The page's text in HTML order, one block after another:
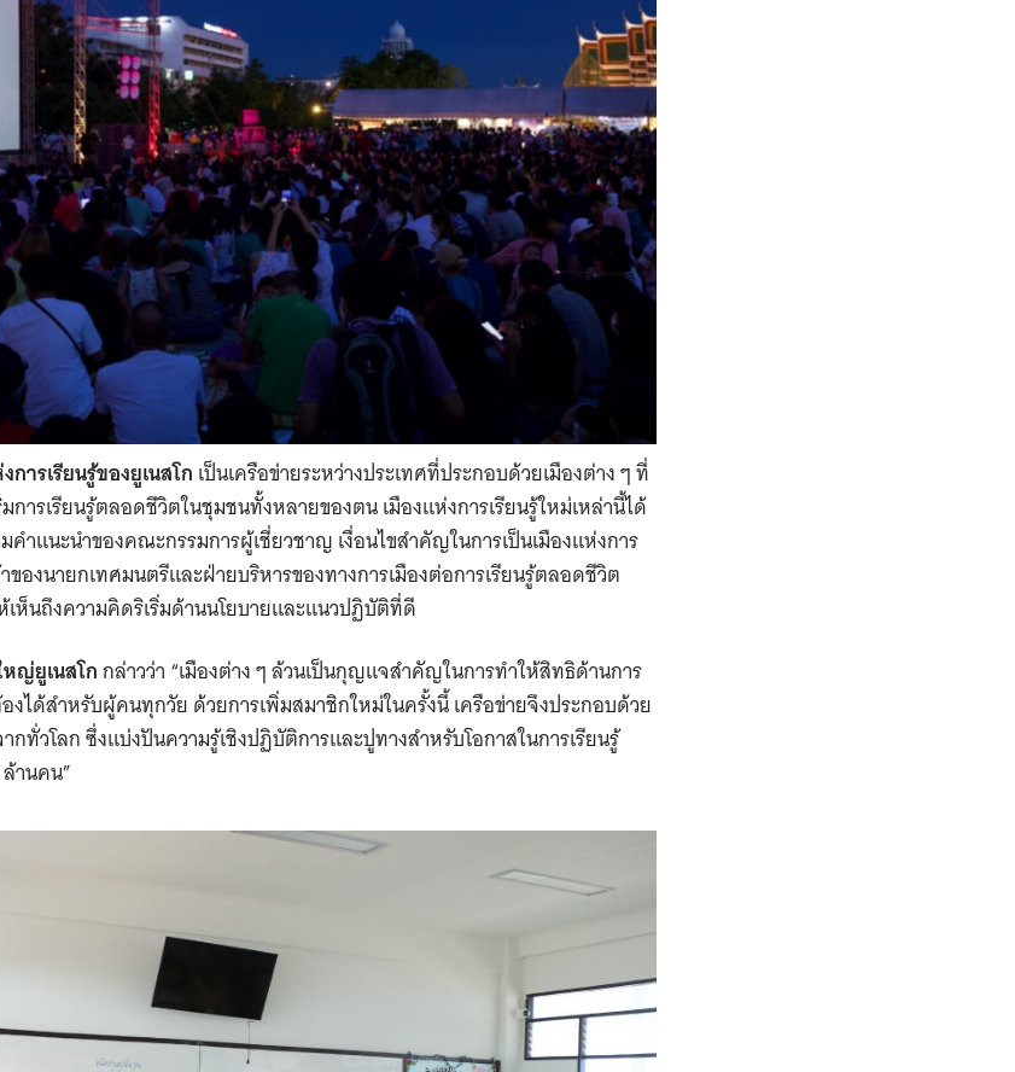
ารเรียนรู้ของยูเนสโกเป็นเครือข่ายระหว่างประเทศที่ประกอบด้วยเมืองต่าง ๆ ที่
การเรียนรู้ตลอดชีวิตในชุมชนทั้งหลายของตน เมืองแห่งการเรียนรู้ใหม่เหล่านี้ได้
มคำแนะนำของคณะกรรมการผู้เชี่ยวชาญ เงื่อนไขสำคัญในการเป็นเมืองแห่งการ
องนายกเทศมนตรีและฝ่ายบริหารของทางการเมืองต่อการเรียนรู้ตลอดชีวิต
ห็นถึงความคิดริเริ่มด้านนโยบายและแนวปฏิบัติที่ดี
ญ่ยูเนสโกกล่าวว่า “เมืองต่าง ๆ ล้วนเป็นกุญแจสำคัญในการทำให้สิทธิด้านการ
ได้สำหรับผู้คนทุกวัย ด้วยการเพิ่มสมาชิกใหม่ในครั้งนี้ เครือข่ายจึงประกอบด้วย
กทั่วโลก ซึ่งแบ่งปันความรู้เชิงปฏิบัติการและปูทางสำหรับโอกาสในการเรียนรู้
านคน”